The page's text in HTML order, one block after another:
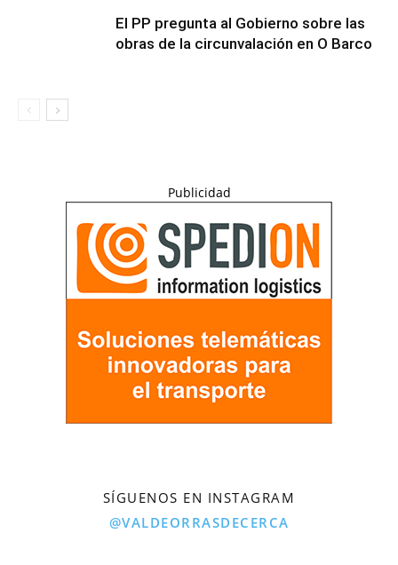
El PP pregunta al Gobierno sobre las
obras de la circunvalación en O Barco
Publicidad
SÍGUENOS EN INSTAGRAM
@VALDEORRASDECERCA